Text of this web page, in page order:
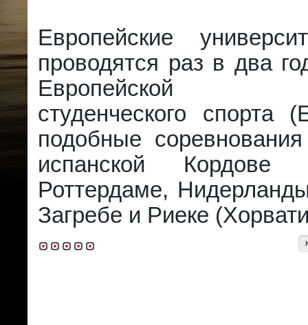
Европейские
проводятся раз в два
Европейской
студенческого спорта
подобные
испанской Кордове
Роттердаме,
Загребе и Риеке